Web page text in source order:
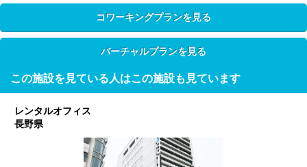
コワーキングプランを見る
バーチャルプランを見る
この施設を見ている人はこの施設も見ています
レンタルオフィス
長野県